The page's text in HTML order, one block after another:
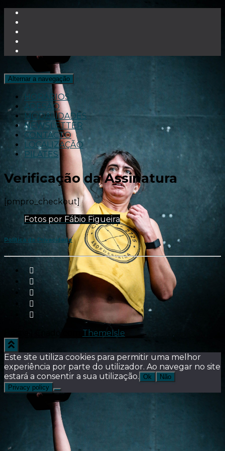
Alternar a navegação
HORÁRIOS
ADESÃO
MODALIDADES
NEWSLETTER
CONTACTO
LOCALIZAÇÃO
PILATES
Verificação da Assinatura
[pmpro_checkout]
Fotos por Fábio Figueira
Política de Privacidade
ThemeIsle
Este site utiliza cookies para permitir uma melhor
experiência por parte do utilizador. Ao navegar no site
estará a consentir a sua utilização. Ok
Não
Privacy policy